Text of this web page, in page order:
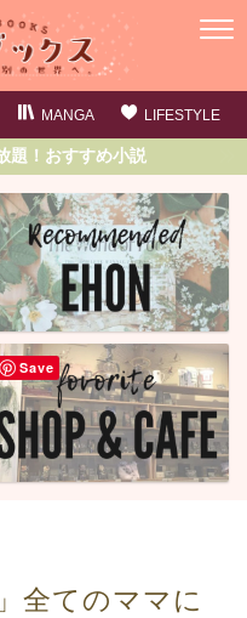
MANGA LIFESTYLE
題！おすすめ小説
全てのママに
Save